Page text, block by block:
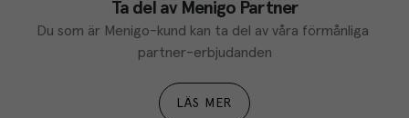
Ta del av Menigo Partner
Du som är Menigo-kund kan ta del av våra förmånliga
partner-erbjudanden
LÄS MER